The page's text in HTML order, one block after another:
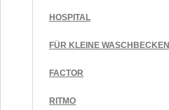
HOSPITAL
FÜR KLEINE WASCHBECKEN
FACTOR
RITMO